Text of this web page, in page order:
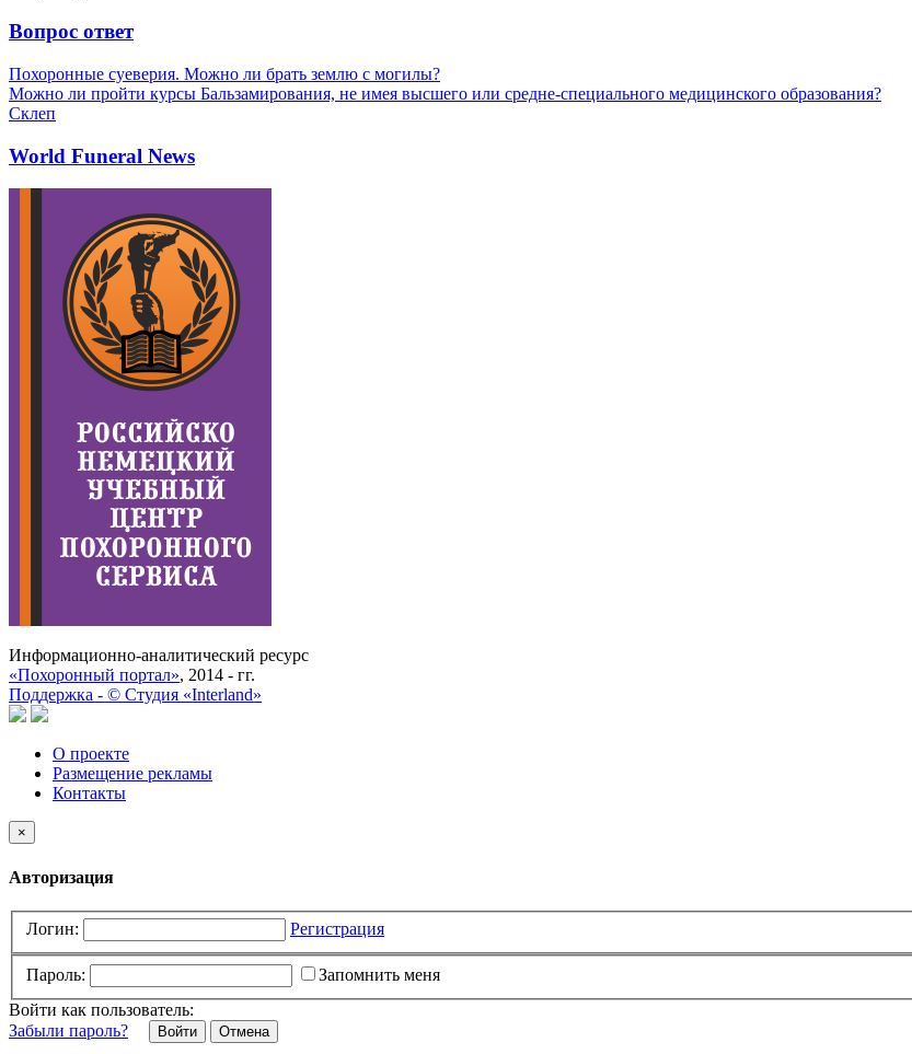
Вопрос ответ
Похоронные суеверия. Можно ли брать землю с могилы?
Можно ли пройти курсы Бальзамирования, не имея высшего или средне-специального медицинского образования?
Склеп
World Funeral News
Информационно-аналитический ресурс
«Похоронный портал», 2014 - гг.
Поддержка - © Cтудия «Interland»
О проекте
Размещение рекламы
Контакты
×
Авторизация
Логин: Регистрация
Пароль:
Запомнить меня
Войти как пользователь:
Забыли пароль?
Отмена